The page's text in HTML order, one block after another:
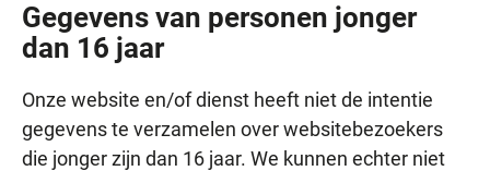
Gegevens van personen jonger
dan 16 jaar
Onze website en/of dienst heeft niet de intentie
gegevens te verzamelen over websitebezoekers
die jonger zijn dan 16 jaar. We kunnen echter niet